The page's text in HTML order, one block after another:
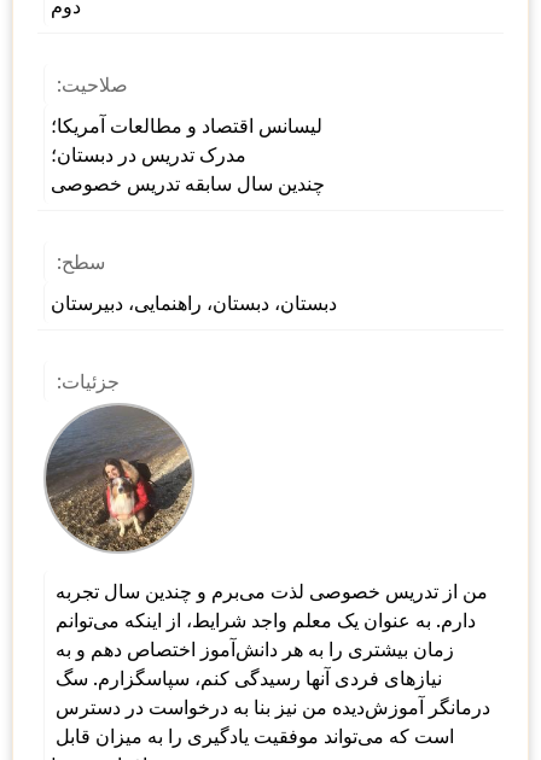
دوم
صلاحیت:
چندین سال سابقه تدریس خصوصی
سطح:
دبستان، دبستان، راهنمایی، دبیرستان
جزئیات:
من از تدریس خصوصی لذت می‌برم و چندین سال تجربه